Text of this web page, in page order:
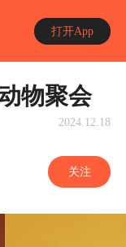
打开App
物聚会
2024.12.18
关注